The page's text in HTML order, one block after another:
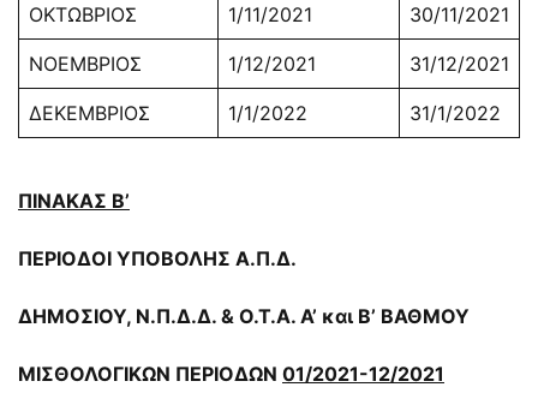
ΟΚΤΩΒΡΙΟΣ 1/11/2021 30/11/2021
ΝΟΕΜΒΡΙΟΣ 1/12/2021 31/12/2021
ΔΕΚΕΜΒΡΙΟΣ 1/1/2022 31/1/2022
ΠΙΝΑΚΑΣ Β’
ΠΕΡΙΟΔΟΙ ΥΠΟΒΟΛΗΣ Α.Π.Δ.
ΔΗΜΟΣΙΟΥ, Ν.Π.Δ.Δ. & Ο.Τ.Α. Α’ και Β’ ΒΑΘΜΟΥ
ΜΙΣΘΟΛΟΓΙΚΩΝ ΠΕΡΙΟΔΩΝ 01/2021-12/2021